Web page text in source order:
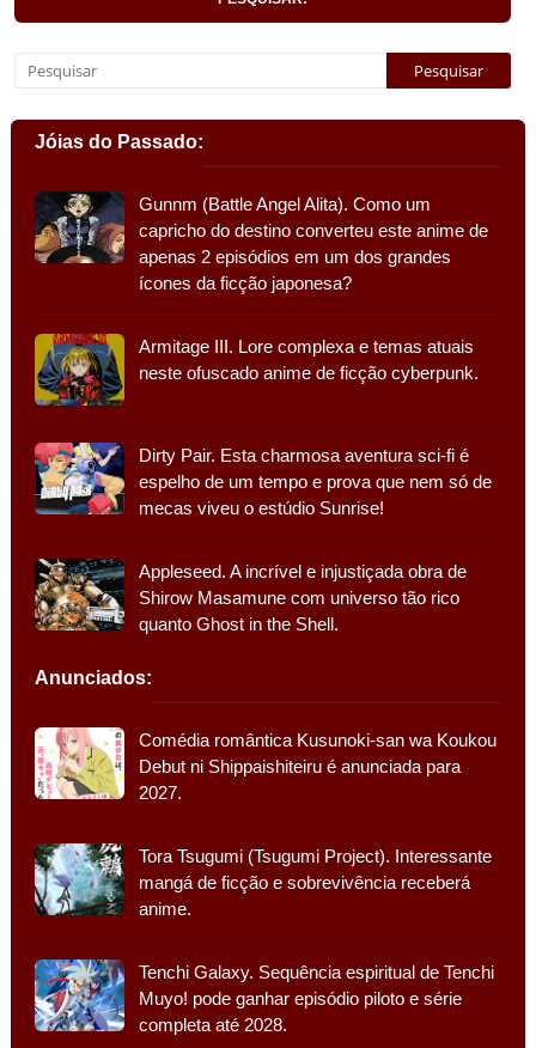
Jóias do Passado:
Gunnm (Battle Angel Alita). Como um
capricho do destino converteu este anime de
apenas 2 episódios em um dos grandes
ícones da ficção japonesa?
Armitage III. Lore complexa e temas atuais
neste ofuscado anime de ficção cyberpunk.
Dirty Pair. Esta charmosa aventura sci-fi é
espelho de um tempo e prova que nem só de
mecas viveu o estúdio Sunrise!
Appleseed. A incrível e injustiçada obra de
Shirow Masamune com universo tão rico
quanto Ghost in the Shell.
Anunciados:
Comédia romântica Kusunoki-san wa Koukou
Debut ni Shippaishiteiru é anunciada para
2027.
Tora Tsugumi (Tsugumi Project). Interessante
mangá de ficção e sobrevivência receberá
anime.
Tenchi Galaxy. Sequência espiritual de Tenchi
Muyo! pode ganhar episódio piloto e série
completa até 2028.